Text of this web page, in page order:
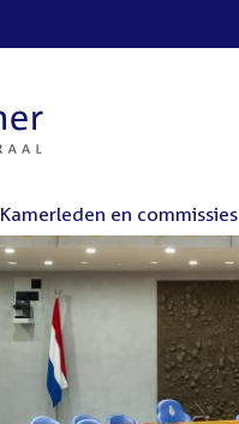
Kamerleden en commissies